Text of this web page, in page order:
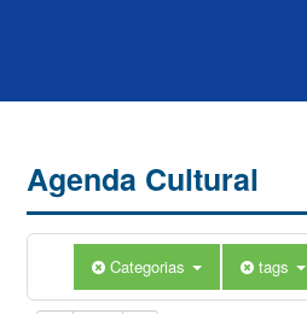
Agenda Cultural
Categorias tags